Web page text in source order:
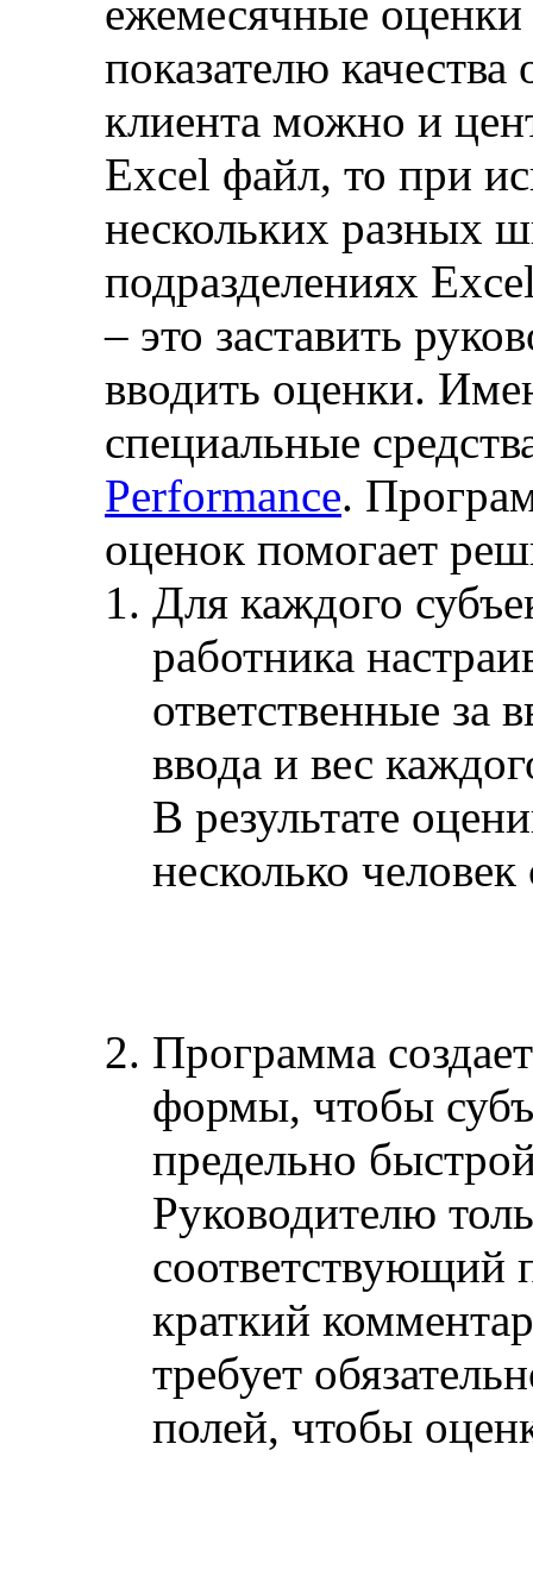
ежемесячные оценки
показателю
клиента можно и
Excel файл, то при
нескольких разных
подразделениях
– это заставить
вводить оценки.
специальные
Performance.
оценок помогает
Для каждого
работника
ответственные за
ввода и вес
В результате
несколько
Программа
формы, чтобы
предельно
Руководителю
соответствующий
краткий
требует
полей, чтобы